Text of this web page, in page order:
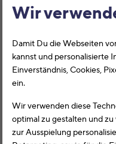
Wir
Damit Du die Webseiten
kannst und personalisierte
Einverständnis, Cookies,
ein.
Wir verwenden diese
optimal zu gestalten und
zur Ausspielung
Studienkosten